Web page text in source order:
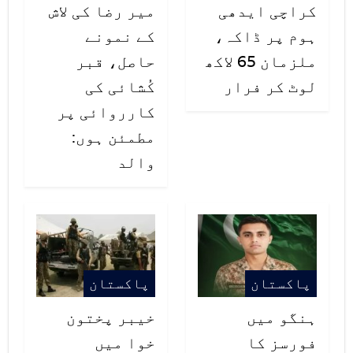
سفارشات نہیں ہیں۔
کراچی ایدھی
ہوم پر ڈاکہ،
ملزمان 65 لاکھ
لوٹ کر فرار
میر رضا کی لاش
کے نمونے
حاصل، قبر
کُشائی کی
کارروائی پر
مطمئن ہوں:
والد
پاکستان
ہنگو میں
فورسز کا
پاکستان
خیبر پختون
خوا میں